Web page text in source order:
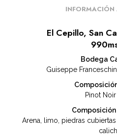
El Cepillo, San
Bodega
Guiseppe
Pinot
Arena, limo, piedras